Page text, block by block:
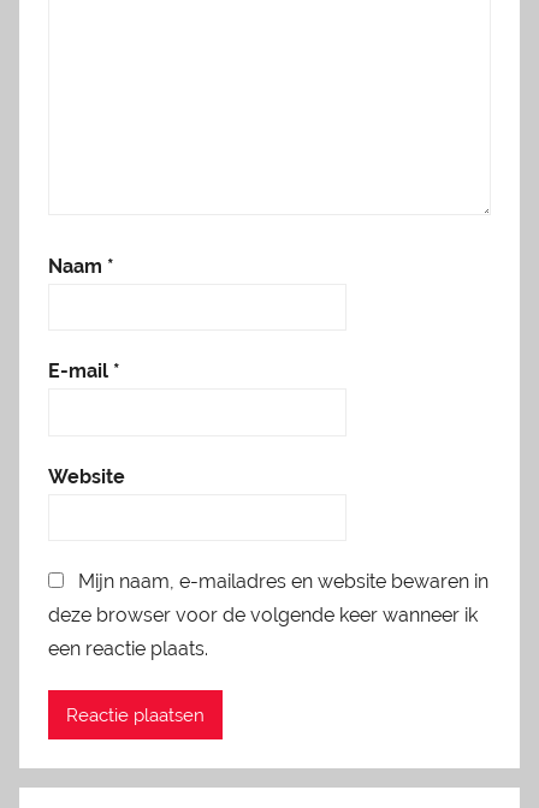
Naam *
E-mail *
Website
Mijn naam, e-mailadres en website bewaren in
deze browser voor de volgende keer wanneer ik
een reactie plaats.